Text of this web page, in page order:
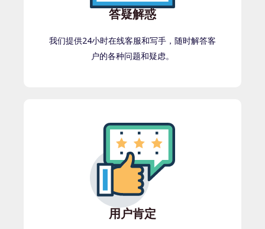
答疑解惑
我们提供24小时在线客服和写手，随时解答客
户的各种问题和疑虑。
用户肯定